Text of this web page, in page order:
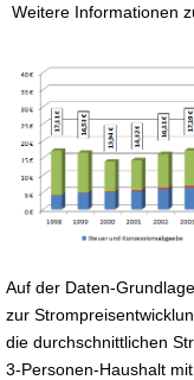
Weitere Informationen
Auf der Daten-
zur
die durchschnittlichen
3-Personen-Haushalt